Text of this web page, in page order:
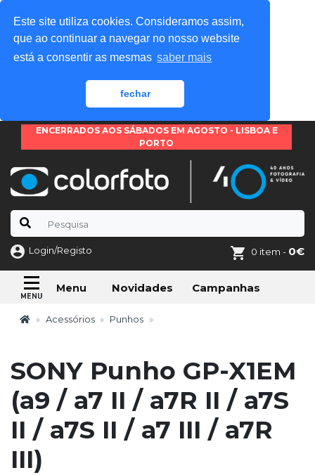
Este site utiliza cookies. Consideramos assim,
que ao continuar a navegar no nosso website
está a consentir as mesmas saber mais
fechar
ENCERRADOS AOS SÁBADOS EM AGOSTO - LISBOA E
PORTO
Login/Registo 0 item - 0€
Menu Novidades Campanhas
Acessórios Punhos
SONY Punho GP-X1EM
(a9 / a7 II / a7R II / a7S
II / a7S II / a7 III / a7R
III)